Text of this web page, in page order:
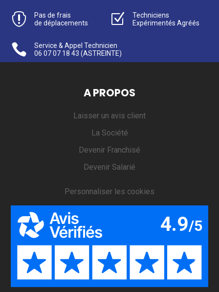

Pas de frais
de déplacements
Z
Techniciens
Expérimentés Agréés

Service & Appel Technicien
06 07 07 18 43 (ASTREINTE)
A PROPOS
Laisser un avis client
La Société
Devenir Franchisé
Devenir Salarié
Personnaliser les cookies